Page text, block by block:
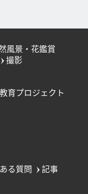
風景・花鑑賞
撮影
教育プロジェクト
る質問 記事